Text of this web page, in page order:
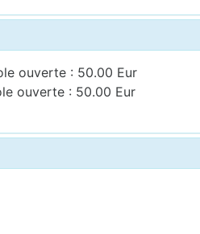
ouverte : 50.00 Eur
ouverte : 50.00 Eur